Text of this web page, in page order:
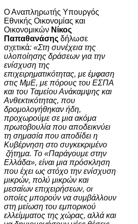
Ο Αναπληρωτής Υπουργός
Εθνικής Οικονομίας και
Οικονομικών Νίκος
Παπαθανάσης δήλωσε
σχετικά: «Στη συνέχεια της
υλοποίησης δράσεων για την
ενίσχυση της
επιχειρηματικότητας, με έμφαση
στις ΜμΕ, με πόρους του ΕΣΠΑ
και του Ταμείου Ανάκαμψης και
Ανθεκτικότητας, που
δρομολογήθηκαν ήδη,
προχωρούμε σε μια ακόμα
πρωτοβουλία που αποδεικνύει
τη σημασία που αποδίδει η
Κυβέρνηση στο συγκεκριμένο
ζήτημα. Το «Παράγουμε στην
Ελλάδα», είναι μια πρόσκληση
που έχει ως στόχο την ενίσχυση
μικρών, πολύ μικρών και
μεσαίων επιχειρήσεων, οι
οποίες μπορούν να συμβάλλουν
στη μείωση του εμπορικού
ελλείμματος της χώρας, αλλά και